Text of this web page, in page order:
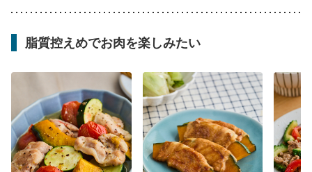
脂質控えめでお肉を楽しみたい